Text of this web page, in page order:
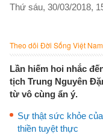
Thứ sáu, 30/03/2018,
Theo dõi Đời Sống Việt
Lần hiếm hoi nhắc
tịch Trung Nguyên
từ vô cùng ẩn ý.
Sự thật sức khỏe
thiền tuyệt thực